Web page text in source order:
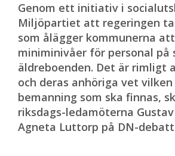
Genom ett initiativ i
Miljöpartiet att regeringen
som ålägger kommunerna
miniminivåer för personal på
äldreboenden. Det är rimligt
och deras anhöriga vet
bemanning som ska finnas,
riksdags-ledamöterna
Agneta Luttorp på DN-